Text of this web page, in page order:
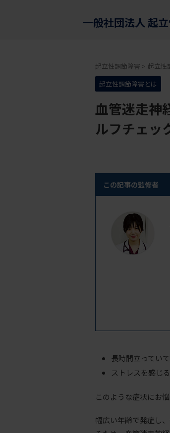
一般社団法人 起
起立性調節障害 > 起立性
起立性調節障害とは
血管迷走神
ルフチェッ
この記事の監修者
長時間立ってい
ストレスを感じ
このような症状にお
幅広い年齢で発症し